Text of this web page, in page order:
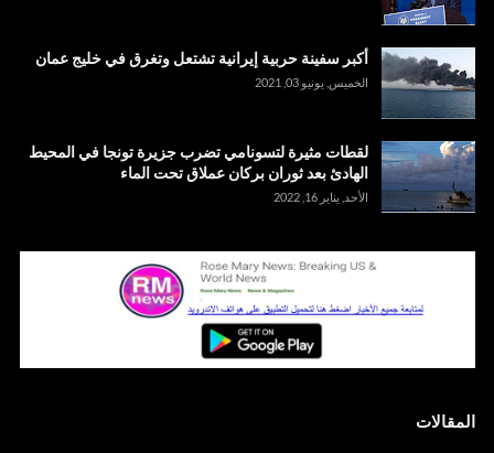
أكبر سفينة حربية إيرانية تشتعل وتغرق في خليج عمان
الخميس, يونيو 03, 2021
لقطات مثيرة لتسونامي تضرب جزيرة تونجا في المحيط
الهادئ بعد ثوران بركان عملاق تحت الماء
الأحد, يناير 16, 2022
المقالات